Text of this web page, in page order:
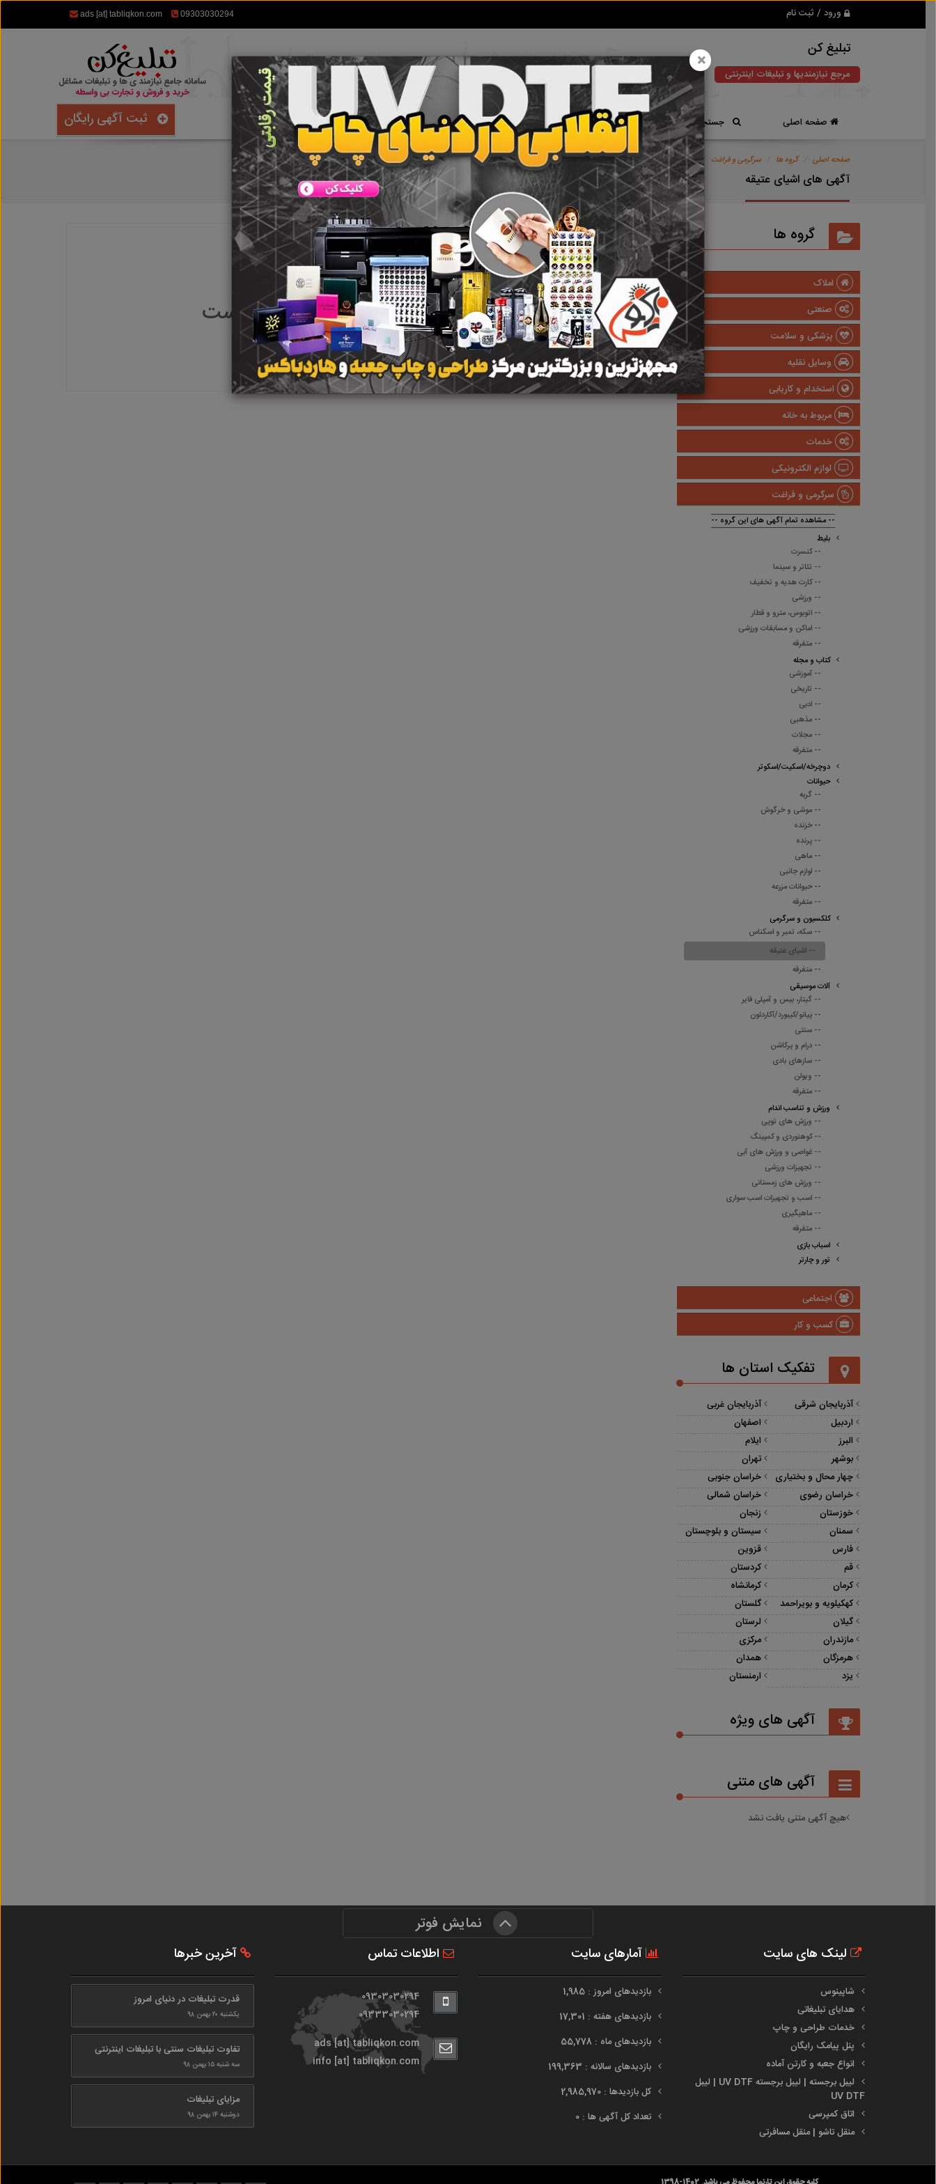
ورود / ثبت نام ads [at] tabliqkon.com 09303030294
تبلیغ کن
مرجع نیازمندیها و تبلیغات اینترنتی
صفحه اصلی جستجوی سریع تعرفه آگهی ها خبرهای سایت تماس با ما ثبت آگهی رایگان
صفحه اصلی گروه ها سرگرمی و فراغت کلکسیون و سرگرمی اشیای عتیقه
آگهی های اشیای عتیقه
هیچ آگهی در این گروه ثبت نشده است
گروه ها
املاک
صنعتی
پزشکی و سلامت
وسایل نقلیه
استخدام و کاریابی
مربوط به خانه
خدمات
لوازم الکترونیکی
سرگرمی و فراغت
-- مشاهده تمام آگهی های این گروه --
بلیط
-- کنسرت
-- تئاتر و سینما
-- کارت هدیه و تخفیف
-- ورزشی
-- اتوبوس، مترو و قطار
-- اماکن و مسابقات ورزشی
-- متفرقه
کتاب و مجله
-- آموزشی
-- تاریخی
-- ادبی
-- مذهبی
-- مجلات
-- متفرقه
دوچرخه/اسکیت/اسکوتر
حیوانات
-- گربه
-- موشی و خرگوش
-- خزنده
-- پرنده
-- ماهی
-- لوازم جانبی
-- حیوانات مزرعه
-- متفرقه
کلکسیون و سرگرمی
-- سکه، تمبر و اسکناس
-- اشیای عتیقه
-- متفرقه
آلات موسیقی
-- گیتار، بیس و آمپلی فایر
-- پیانو/کیبورد/آکاردئون
-- سنتی
-- درام و پرکاشن
-- سازهای بادی
-- ویولن
-- متفرقه
ورزش و تناسب اندام
-- ورزش های توپی
-- کوهنوردی و کمپینگ
-- غواصی و ورزش های آبی
-- تجهیزات ورزشی
-- ورزش های زمستانی
-- اسب و تجهیزات اسب سواری
-- ماهیگیری
-- متفرقه
اسباب بازی
تور و چارتر
اجتماعی
کسب و کار
تفکیک استان ها
آذربایجان شرقی
آذربایجان غربی
اردبیل
اصفهان
البرز
ایلام
بوشهر
تهران
چهار محال و بختیاری
خراسان جنوبی
خراسان رضوی
خراسان شمالی
خوزستان
زنجان
سمنان
سیستان و بلوچستان
فارس
قزوین
قم
کردستان
کرمان
کرمانشاه
کهکیلویه و بویراحمد
گلستان
گیلان
لرستان
مازندران
مرکزی
هرمزگان
همدان
یزد
ارمنستان
آگهی های ویژه
آگهی های متنی
هیچ آگهی متنی یافت نشد
نمایش فوتر
لینک های سایت
شاپینوس
هدایای تبلیغاتی
خدمات طراحی و چاپ
پنل پیامک رایگان
انواع جعبه و کارتن آماده
لیبل برجسته | لیبل برجسته UV DTF | لیبل
UV DTF
اتاق کمپرسی
منقل تاشو | منقل مسافرتی
آمارهای سایت
بازدیدهای امروز : 1,985
بازدیدهای هفته : 17,301
بازدیدهای ماه : 55,778
بازدیدهای سالانه : 199,363
کل بازدیدها : 2,985,970
تعداد کل آگهی ها : 0
اطلاعات تماس
09303030294
09333030294
ads [at] tabliqkon.com
info [at] tabliqkon.com
آخرین خبرها
قدرت تبلیغات در دنیای امروز
یکشنبه ۲۰ بهمن ۹۸
تفاوت تبلیغات سنتی با تبلیغات اینترنتی
سه شنبه ۱۵ بهمن ۹۸
مزایای تبلیغات
دوشنبه ۱۴ بهمن ۹۸
×